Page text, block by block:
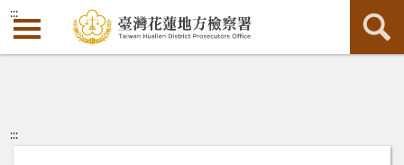
:::
:::